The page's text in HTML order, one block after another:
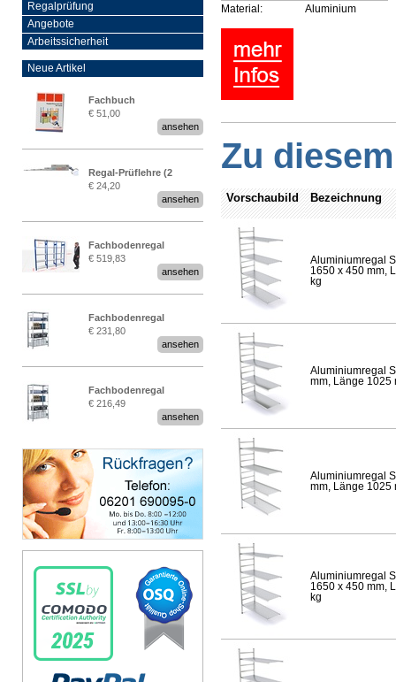
Regalprüfung
Angebote
Arbeitssicherheit
Neue Artikel
Fachbuch
„Regalprüfung nach DIN
€ 51,00
ansehen
Regal-Prüflehre (2
Stück)
€ 24,20
ansehen
Fachbodenregal
Stecksystem MultiPlus
2,25 Meter breit
€ 519,83
ansehen
Fachbodenregal
Stecksystem MultiPlus
€ 231,80
ansehen
Fachbodenregal
Stecksystem MultiPlus
€ 216,49
ansehen
Material:
Aluminium
Zu
Vorschaubild Bezeichnung
Aluminiumregal
1650 x 450 mm,
kg
Aluminiumregal
mm, Länge 1025
Aluminiumregal
mm, Länge 1025
Aluminiumregal
1650 x 450 mm,
kg